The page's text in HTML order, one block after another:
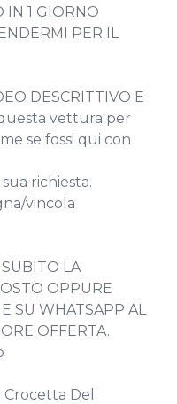
IN 1 GIORNO
PER IL
DESCRITTIVO E
vettura per
se fossi qui con
richiesta.
vincola
LA
OPPURE
SU WHATSAPP AL
OFFERTA.
Del